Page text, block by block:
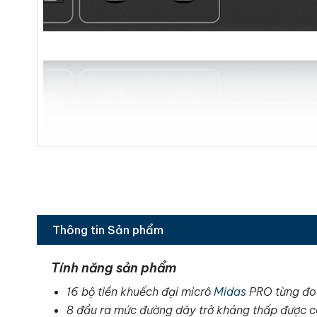
Thông tin Sản phẩm
Tính năng sản phẩm
16 bộ tiền khuếch đại micrô Midas PRO từng
8 đầu ra mức đường dây trở kháng thấp được